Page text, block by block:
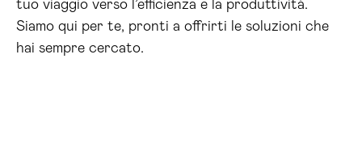
tuo viaggio verso l’efficienza e la produttività.
Siamo qui per te, pronti a offrirti le soluzioni che
hai sempre cercato.